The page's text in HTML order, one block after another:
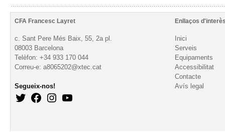
CFA Francesc Layret Enllaços
c. Sant Pere Més Baix, 55, 2a pl.
08003 Barcelona
Telèfon: +34 933 170 044
Correu-e: a8065202@xtec.cat
Segueix-nos!
Inici
Serveis
Equipaments
Accessibilitat
Contacte
Avís legal